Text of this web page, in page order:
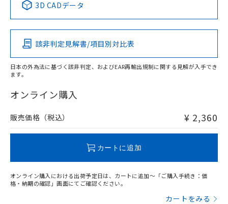
Pb Hg Cd Cr(VI)
O
在庫等で未対応品が混在する可能性があります。
問い合わせください。
3D CADデータ
該非判定見解書/項目別対比表
日本の外為法に基づく該非判定、およびEAR再輸出規制に関する見解が入手でき
ます。
オンライン購入
販売価格（税込） ¥ 2,360
カートに追加
オンライン購入における出荷予定日は、カートに追加～「ご購入手続き：価
格・納期の確認」画面にてご確認ください。
カートをみる